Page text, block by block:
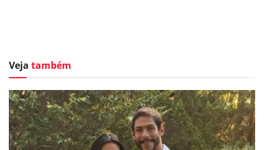
Veja também